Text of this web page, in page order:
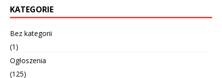
KATEGORIE
Bez kategorii
(1)
Ogłoszenia
(125)